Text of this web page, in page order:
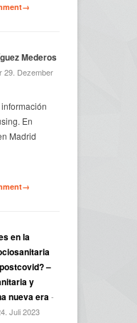
Mederos
29. Dezember
En
Madrid
en la
–
y
nueva era-
Juli 2023